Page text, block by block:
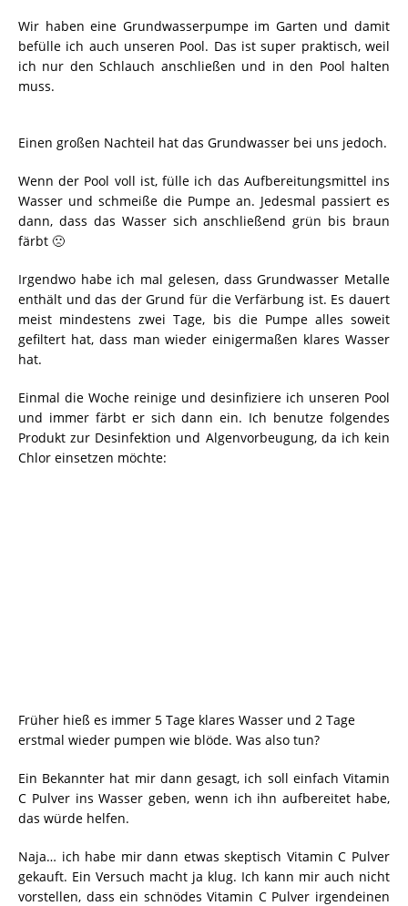
Wir haben eine Grundwasserpumpe im Garten und damit
befülle ich auch unseren Pool. Das ist super praktisch, weil
ich nur den Schlauch anschließen und in den Pool halten
muss.
Einen großen Nachteil hat das Grundwasser bei uns jedoch.
Wenn der Pool voll ist, fülle ich das Aufbereitungsmittel ins
Wasser und schmeiße die Pumpe an. Jedesmal passiert es
dann, dass das Wasser sich anschließend grün bis braun
färbt 🙁
Irgendwo habe ich mal gelesen, dass Grundwasser Metalle
enthält und das der Grund für die Verfärbung ist. Es dauert
meist mindestens zwei Tage, bis die Pumpe alles soweit
gefiltert hat, dass man wieder einigermaßen klares Wasser
hat.
Einmal die Woche reinige und desinfiziere ich unseren Pool
und immer färbt er sich dann ein. Ich benutze folgendes
Produkt zur Desinfektion und Algenvorbeugung, da ich kein
Chlor einsetzen möchte:
Früher hieß es immer 5 Tage klares Wasser und 2 Tage
erstmal wieder pumpen wie blöde. Was also tun?
Ein Bekannter hat mir dann gesagt, ich soll einfach Vitamin
C Pulver ins Wasser geben, wenn ich ihn aufbereitet habe,
das würde helfen.
Naja… ich habe mir dann etwas skeptisch Vitamin C Pulver
gekauft. Ein Versuch macht ja klug. Ich kann mir auch nicht
vorstellen, dass ein schnödes Vitamin C Pulver irgendeinen